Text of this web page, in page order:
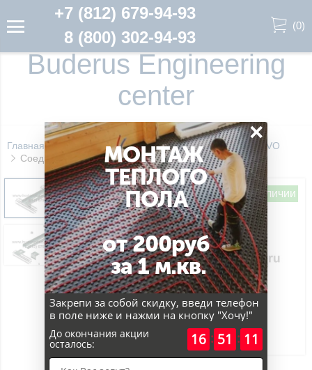
+7 (812) 679-94-93
8 (800) 302-94-93
(0)
Buderus Engineering
center
Главная ИНСТАЛЛЯЦИИ
Монтажный профиль RIVO
Соединение универсальное RIVO Fix Арт.100007
в наличии
МОНТАЖ
ТЕПЛОГО
ПОЛА
от 200руб
за 1 м.кв.
×
Закрепи за собой скидку, введи телефон
в поле ниже и нажми на кнопку "Хочу!"
До окончания акции
осталось: 16 : 51 : 11